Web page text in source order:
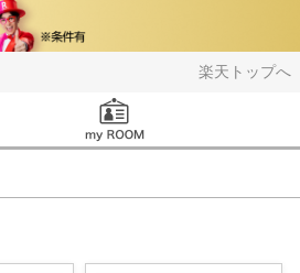
楽天トップへ